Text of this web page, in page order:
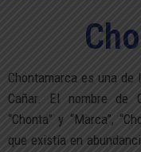
Chontamarca es una
Cañar. El nombre de
“Chonta” y “Marca”,
que existía en